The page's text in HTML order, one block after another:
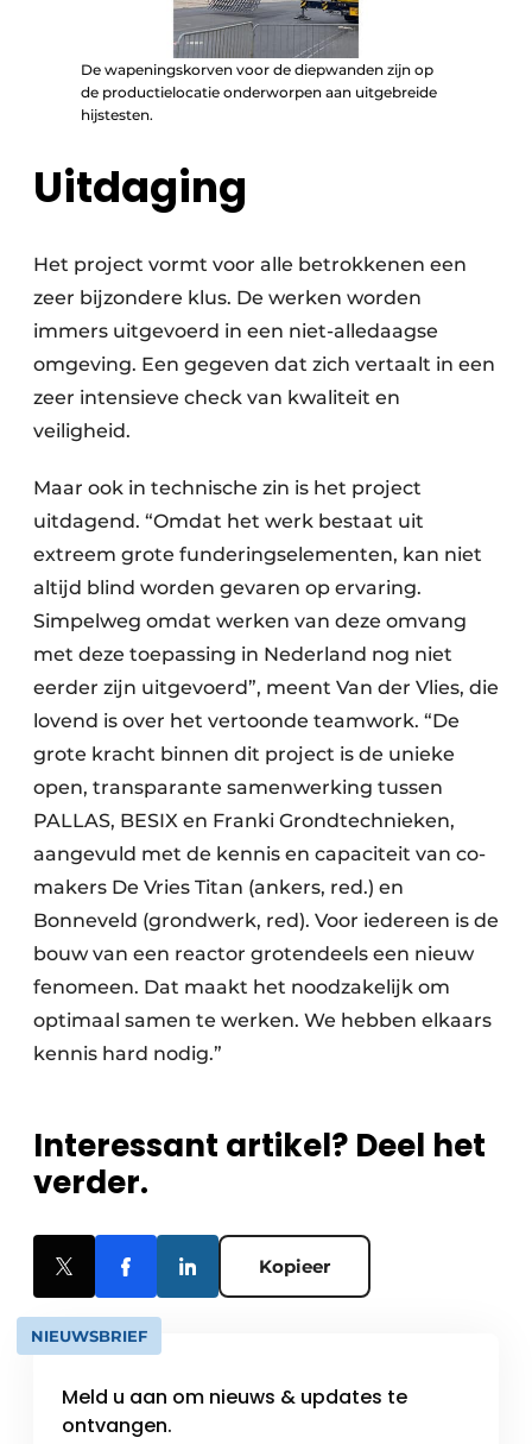
De wapeningskorven voor de diepwanden zijn op
de productielocatie onderworpen aan uitgebreide
hijstesten.
Uitdaging
Het project vormt voor alle betrokkenen een
zeer bijzondere klus. De werken worden
immers uitgevoerd in een niet-alledaagse
omgeving. Een gegeven dat zich vertaalt in een
zeer intensieve check van kwaliteit en
veiligheid.
Maar ook in technische zin is het project
uitdagend. “Omdat het werk bestaat uit
extreem grote funderingselementen, kan niet
altijd blind worden gevaren op ervaring.
Simpelweg omdat werken van deze omvang
met deze toepassing in Nederland nog niet
eerder zijn uitgevoerd”, meent Van der Vlies, die
lovend is over het vertoonde teamwork. “De
grote kracht binnen dit project is de unieke
open, transparante samenwerking tussen
PALLAS, BESIX en Franki Grondtechnieken,
aangevuld met de kennis en capaciteit van co-
makers De Vries Titan (ankers, red.) en
Bonneveld (grondwerk, red). Voor iedereen is de
bouw van een reactor grotendeels een nieuw
fenomeen. Dat maakt het noodzakelijk om
optimaal samen te werken. We hebben elkaars
kennis hard nodig.”
Interessant artikel? Deel het
verder.
Kopieer
NIEUWSBRIEF
Meld u aan om nieuws & updates te
ontvangen.